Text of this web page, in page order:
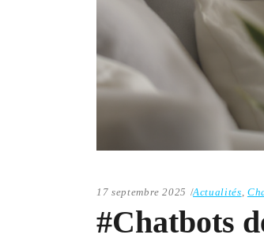
17 septembre 2025 Actualités,
#Chatbots